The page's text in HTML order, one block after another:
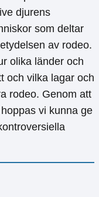
djurens
som deltar
av rodeo.
olika länder och
och vilka lagar och
rodeo. Genom att
vi kunna ge